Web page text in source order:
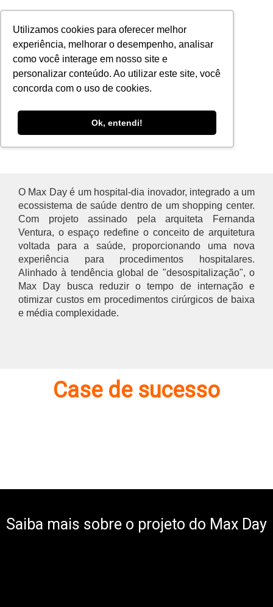
Utilizamos cookies para oferecer melhor
experiência, melhorar o desempenho, analisar
como você interage em nosso site e
personalizar conteúdo. Ao utilizar este site, você
concorda com o uso de cookies.
Ok, entendi!
Hospital Max Day
By Fernanda Ventura
O Max Day é um hospital-dia inovador, integrado a um
ecossistema de saúde dentro de um shopping center.
Com projeto assinado pela arquiteta Fernanda
Ventura, o espaço redefine o conceito de arquitetura
voltada para a saúde, proporcionando uma nova
experiência para procedimentos hospitalares.
Alinhado à tendência global de "desospitalização", o
Max Day busca reduzir o tempo de internação e
otimizar custos em procedimentos cirúrgicos de baixa
e média complexidade.
Case de sucesso
Saiba mais sobre o projeto do Max Day